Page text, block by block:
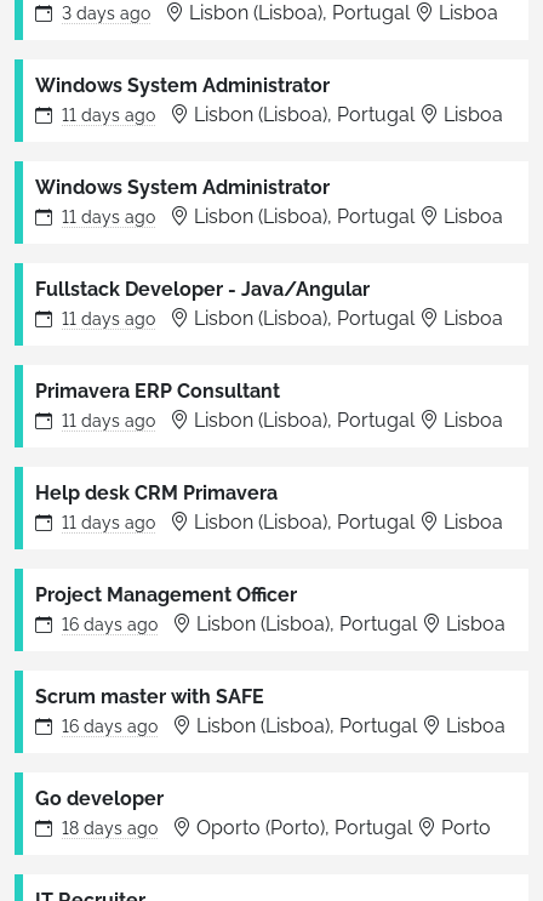
3 days ago Lisbon (Lisboa), Portugal Lisboa
Windows System Administrator
11 days ago Lisbon (Lisboa), Portugal Lisboa
Windows System Administrator
11 days ago Lisbon (Lisboa), Portugal Lisboa
Fullstack Developer - Java/Angular
11 days ago Lisbon (Lisboa), Portugal Lisboa
Primavera ERP Consultant
11 days ago Lisbon (Lisboa), Portugal Lisboa
Help desk CRM Primavera
11 days ago Lisbon (Lisboa), Portugal Lisboa
Project Management Officer
16 days ago Lisbon (Lisboa), Portugal Lisboa
Scrum master with SAFE
16 days ago Lisbon (Lisboa), Portugal Lisboa
Go developer
18 days ago Oporto (Porto), Portugal Porto